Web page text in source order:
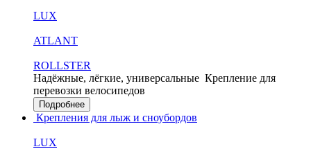
LUX
ATLANT
ROLLSTER
Надёжные, лёгкие, универсальные Крепление для
перевозки велосипедов
Подробнее
Крепления для лыж и сноубордов
LUX